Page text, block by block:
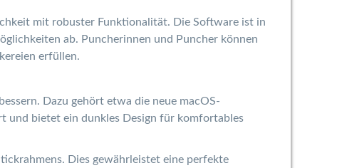
mit robuster Funktionalität. Die Software ist in
ab. Puncherinnen und Puncher können
erfüllen.
Dazu gehört etwa die neue macOS-
und bietet ein dunkles Design für komfortables
Dies gewährleistet eine perfekte